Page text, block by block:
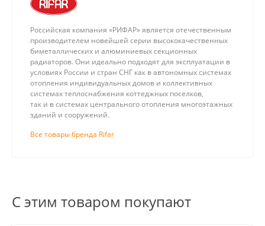
Российская компания «РИФАР» является отечественным
производителем новейшей серии высококачественных
биметаллических и алюминиевых секционных
радиаторов. Они идеально подходят для эксплуатации в
условиях России и стран СНГ как в автономных системах
отопления индивидуальных домов и коллективных
системах теплоснабжения коттеджных поселков,
так и в системах центрального отопления многоэтажных
зданий и сооружений.
Все товары бренда Rifar
С этим товаром покупают